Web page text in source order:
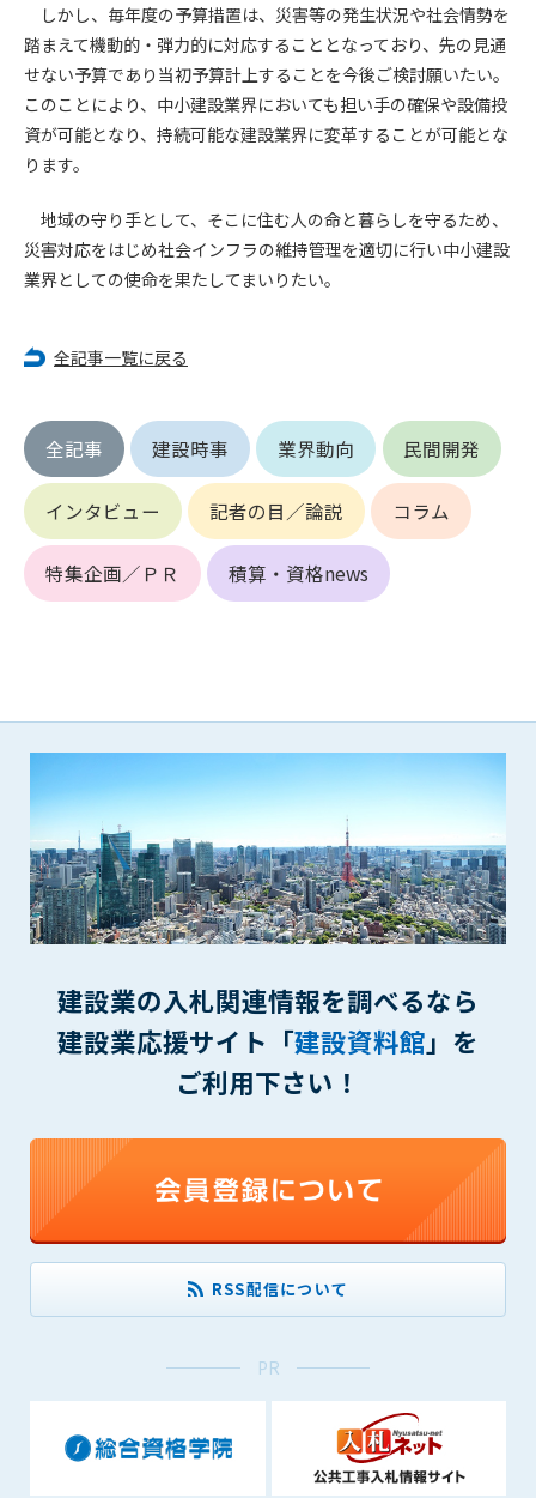
しかし、毎年度の予算措置は、災害等の発生状況や社会情勢を
踏まえて機動的・弾力的に対応することとなっており、先の見通
せない予算であり当初予算計上することを今後ご検討願いたい。
このことにより、中小建設業界においても担い手の確保や設備投
資が可能となり、持続可能な建設業界に変革することが可能とな
ります。
地域の守り手として、そこに住む人の命と暮らしを守るため、
災害対応をはじめ社会インフラの維持管理を適切に行い中小建設
業界としての使命を果たしてまいりたい。
全記事一覧に戻る
全記事 建設時事 業界動向 民間開発
インタビュー 記者の目／論説 コラム
特集企画／ＰＲ 積算・資格news
建設業の入札関連情報を調べるなら
建設業応援サイト「建設資料館」を
ご利用下さい！
RSS配信について
PR
会員の氏名、住所、性別、年齢、メールアドレスその他本サー
ビスの提供に関連して管理者が知り得た会員の個人情報（以下
個人情報といいます）について、管理者は、以下の各号に該当
する場合を除き、第三者に開示または提供しないものとしま
す。
(1) 会員が、自己の個人情報の開示に事前に同意している場合
者に提供する場合
(3) 第三者および管理者の権利、財産、安全等を保護するため
に必要であると管理者が判断した場合
(4) 法令等により開示を求められた場合
第10条（免責事項）
管理者は、会員が登録した内容が以下に該当する、またはその
1. 管理者は、会員が本サービスを利用することにより得た情報
等（プログラムを含みます）について、その完全性、正確性
を保証もしないものとします。また、当該情報等に起因して
生じた一切の損害に対して、管理者は、何らの責任も負わな
いものとします。
2. 会員は、自己の費用と責任において本サービスを利用するも
のとし、会員による本サービスの利用に関連し、第三者から
する損害については一切責任を負いません。
第11条（運用の停止）
停電や天災等の不可抗力、または保守・点検・加入者の利便性
向上のための設備工事等の為に本サービスの運用を停止するこ
とがあります。運用停止については事前に建設資料館WEB上で
通知申し上げますが、緊急時はその限りではありません。
第12条（変更の届出）
あった場合には、速やかに所定の方法で変更の届出をするもの
とします。届出がなかったことで会員が不利益を被ったとして
も、管理者は一切その責任を負いません。
第13条（退会／広告掲載解除）
は、契約期間終了月の10日までに書面・電話等で管理者宛に
通知・連絡するものとします。その場合、契約期間終了月の
月末をもって解約とします。
2. 本サービスの最低利用期間はサービスを開始した日から6か
月間とします。
3. いかなる事由によっても、すでにお支払済の料金等の払い戻
第15条（準拠法・管轄裁判所）
本規約の準拠法は日本法とします。本規約をめぐる一切の紛争